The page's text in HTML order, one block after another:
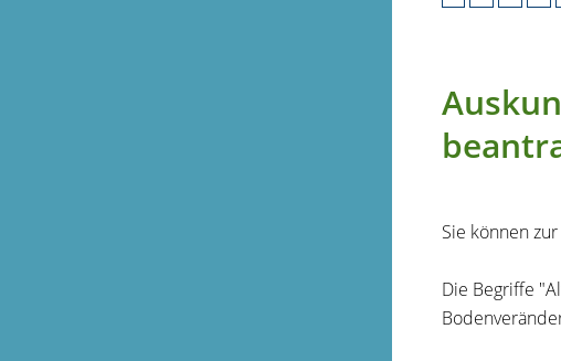
Sie können
Die Begriffe